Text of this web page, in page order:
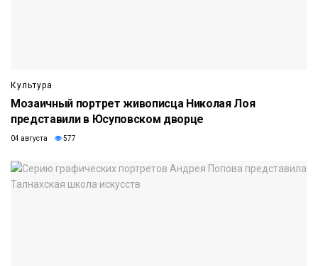
Культура
Мозаичный портрет живописца Николая Лоя
представили в Юсуповском дворце
04 августа 577